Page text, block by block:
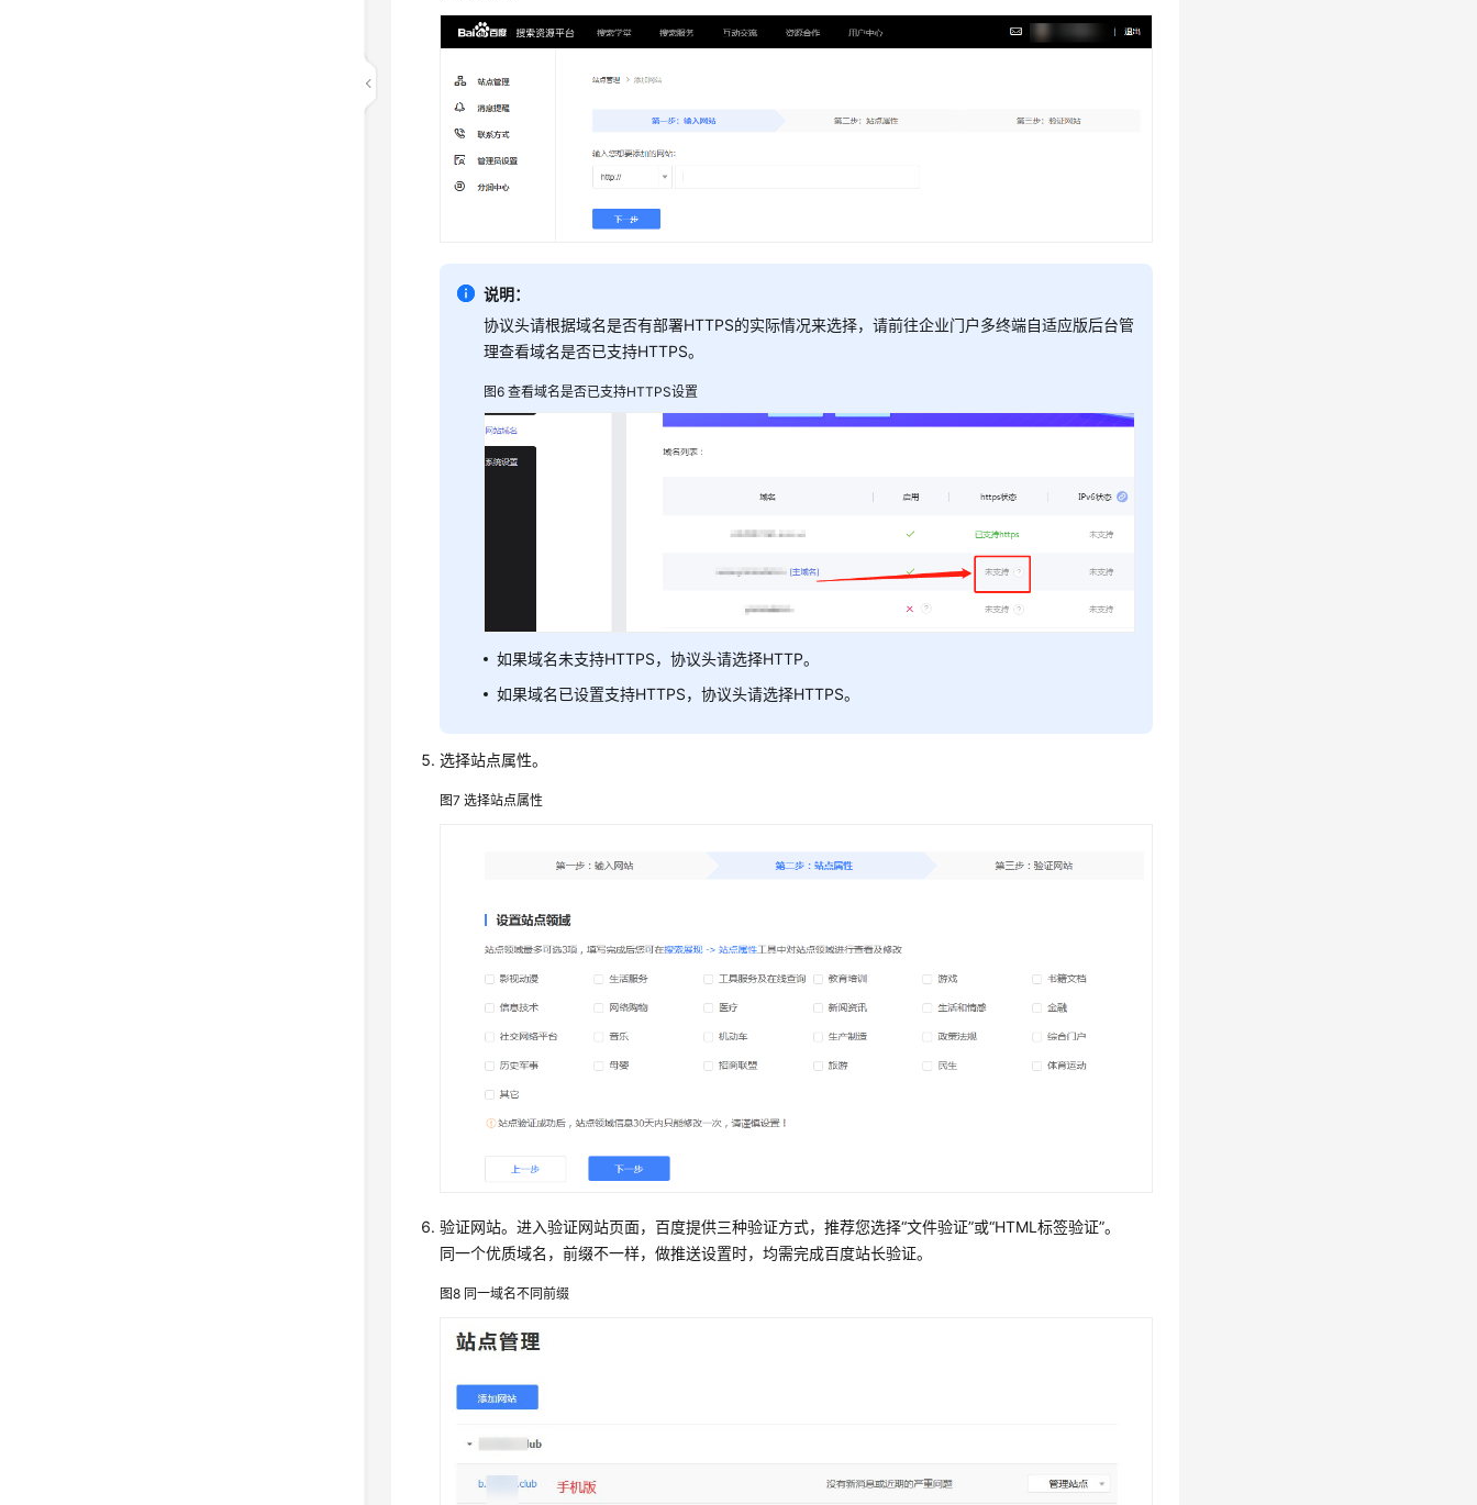
说明：
协议头请根据域名是否有部署HTTPS的实际情况来选择，请前往企业门户多终端自适应版后台管
理查看域名是否已支持HTTPS。
图6查看域名是否已支持HTTPS设置
如果域名未支持HTTPS，协议头请选择HTTP。
如果域名已设置支持HTTPS，协议头请选择HTTPS。
选择站点属性。
图7选择站点属性
验证网站。进入验证网站页面，百度提供三种验证方式，推荐您选择“文件验证”或“HTML标签验证”。
同一个优质域名，前缀不一样，做推送设置时，均需完成百度站长验证。
图8 同一域名不同前缀